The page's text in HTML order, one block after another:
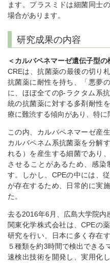
ます。プラスミドは細菌同士
場合があります。
研究成果の内容
＜カルバペネマーゼ遺伝子型の
CREは、抗菌薬の最後の切り
抗菌薬に耐性を持ち、「悪夢
に、ほぼ全てのβ-ラクタム系
統の抗菌薬に対する多剤耐性
療に難渋する傾向があり、特に
この内、カルバペネマーゼ産
カルバペネム系抗菌薬を分解
れる）を産生する細菌であり
させることがあるため、感
す。しかし、CPEの中には、
が存在するため、日常的に実
た。
去る2016年6月、広島大学院内
関東化学株式会社は、CPEの
研究を行い、日本に多く存在
５種類を約3時間で検出できる
速検出技術を開発し、実用化